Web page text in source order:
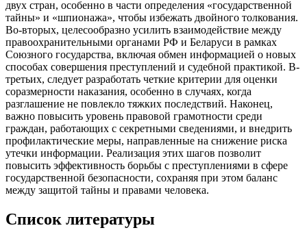
двух стран, особенно в части определения «государственной
тайны» и «шпионажа», чтобы избежать двойного толкования.
Во-вторых, целесообразно усилить взаимодействие между
правоохранительными органами РФ и Беларуси в рамках
Союзного государства, включая обмен информацией о новых
способах совершения преступлений и судебной практикой. В-
третьих, следует разработать четкие критерии для оценки
соразмерности наказания, особенно в случаях, когда
разглашение не повлекло тяжких последствий. Наконец,
важно повысить уровень правовой грамотности среди
граждан, работающих с секретными сведениями, и внедрить
профилактические меры, направленные на снижение риска
утечки информации. Реализация этих шагов позволит
повысить эффективность борьбы с преступлениями в сфере
государственной безопасности, сохраняя при этом баланс
между защитой тайны и правами человека.
Список литературы